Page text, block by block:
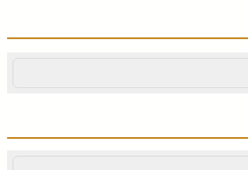
.. إعادة القاصرين غير المرفوقين
التعليمات الملكية السامية (مصدر